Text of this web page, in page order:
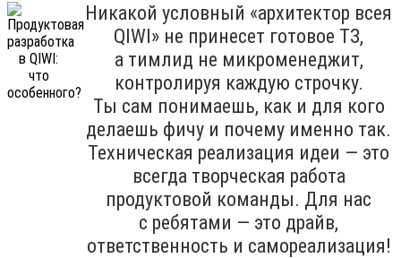
Никакой условный «архитектор всея
QIWI» не принесет готовое ТЗ,
а тимлид не микроменеджит,
контролируя каждую строчку.
Ты сам понимаешь, как и для кого
делаешь фичу и почему именно так.
Техническая реализация идеи — это
всегда творческая работа
продуктовой команды. Для нас
с ребятами — это драйв,
ответственность и самореализация!